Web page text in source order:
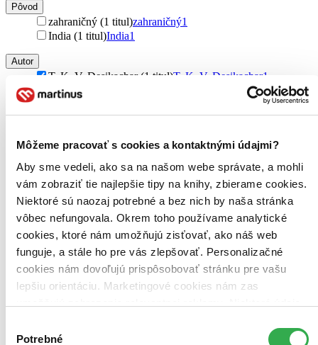
Môžeme pracovať s cookies a kontaktnými údajmi?
Aby sme vedeli, ako sa na našom webe správate, a mohli
vám zobraziť tie najlepšie tipy na knihy, zbierame cookies.
Niektoré sú naozaj potrebné a bez nich by naša stránka
vôbec nefungovala. Okrem toho používame analytické
cookies, ktoré nám umožňujú zisťovať, ako náš web
funguje, a stále ho pre vás zlepšovať. Personalizačné
cookies nám dovoľujú prispôsobovať stránku pre vašu
lepšiu orientáciu. Marketingové cookies nám zas
keby sme mohli používať všetky tieto cookies. Ďakujeme!
súhlasu
Potrebné
Pôvod
zahraničný (1 titul)zahraničný1
India (1 titul)India1
Autor
T. K. V. Desikachar (1 titul)T. K. V. Desikachar1
Vydavateľstvo
Sattva (1 titul)Sattva1
Väzba
Zúžiť výber
Zoradiť
Bestsellery
Top hodnotené
Novinky